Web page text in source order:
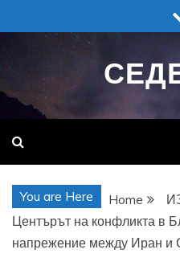
to
You are Here Home
Центърът на конфликта в
напрежение между Иран